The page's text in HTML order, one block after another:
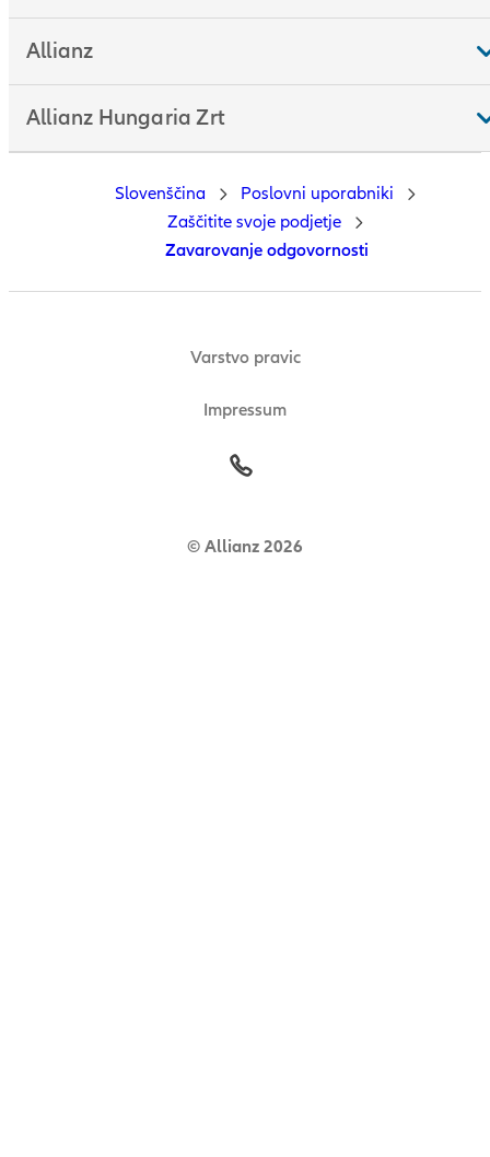
Allianz
Allianz Hungaria Zrt
Varstvo pravic
Impressum
© Allianz 2026
Slovenščina
Poslovni uporabniki
Zaščitite svoje podjetje
Zavarovanje odgovornosti